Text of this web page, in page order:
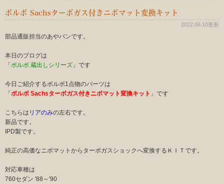
ボルボ Sachsターボガス付きニボマット変換キット
2022.06.10更新
部品通販担当のあやパンです。
本日のブログは
「ボルボ 蔵出しシリーズ 」です
今日ご紹介するボルボ1点物のパーツは
「ボルボ Sachsターボガス付きニボマット変換キット 」です
こちらは リアのみの左右です。
新品です。
IPD製です。
純正の高価なニボマットからターボガスショックへ変換するＫＩＴです。
対応車種は
760セダン '88～'90